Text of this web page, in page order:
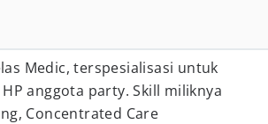
Medic, terspesialisasi untuk
anggota party. Skill miliknya
Concentrated Care